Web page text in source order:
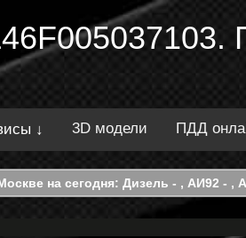
↓ 3D модели ПДД
на сегодня: Дизель - , АИ92 - ,